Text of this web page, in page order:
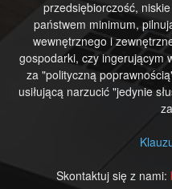
przedsiębiorczość,
państwem minimum,
wewnętrznego i
gospodarki, czy ingerującym
za "polityczną
usiłującą narzucić "jedynie
Skontaktuj się z nami: